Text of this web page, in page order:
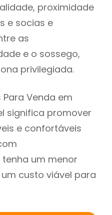
proximidade
e socias e
as
e o sossego,
privilegiada.
Venda em
significa promover
e confortáveis
tenha um menor
custo viável para